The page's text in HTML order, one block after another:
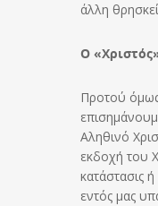
άλλη
Ο
Προτού
Αληθινό
εκδοχή του
κατάστασις
εντός μας